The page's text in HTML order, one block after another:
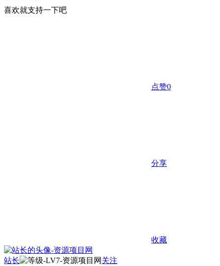
喜欢就支持一下吧
点赞0
分享
收藏
站长 关注